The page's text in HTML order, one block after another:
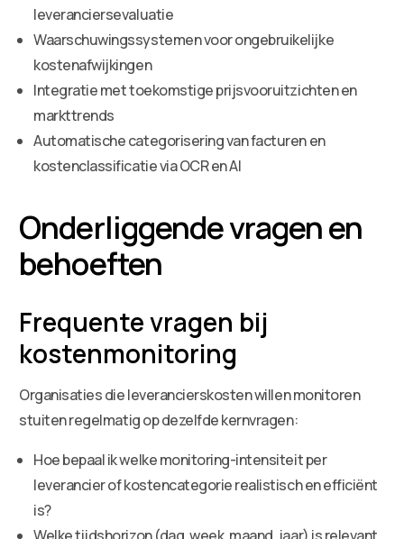
leveranciersevaluatie
Waarschuwingssystemen voor ongebruikelijke
kostenafwijkingen
Integratie met toekomstige prijsvooruitzichten en
markttrends
Automatische categorisering van facturen en
kostenclassificatie via OCR en AI
Onderliggende vragen en
behoeften
Frequente vragen bij
kostenmonitoring
Organisaties die leverancierskosten willen monitoren
stuiten regelmatig op dezelfde kernvragen:
Hoe bepaal ik welke monitoring-intensiteit per
leverancier of kostencategorie realistisch en efficiënt
is?
Welke tijdshorizon (dag, week, maand, jaar) is relevant